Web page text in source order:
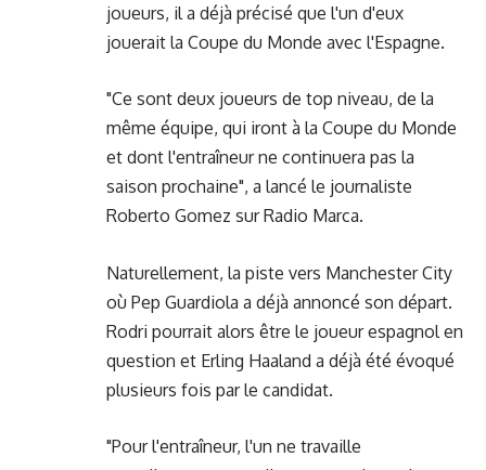
joueurs, il a déjà précisé que l'un d'eux
jouerait la Coupe du Monde avec l'Espagne.
"Ce sont deux joueurs de top niveau, de la
même équipe, qui iront à la Coupe du Monde
et dont l'entraîneur ne continuera pas la
saison prochaine", a lancé le journaliste
Roberto Gomez sur Radio Marca.
Naturellement, la piste vers Manchester City
où Pep Guardiola a déjà annoncé son départ.
Rodri pourrait alors être le joueur espagnol en
question et Erling Haaland a déjà été évoqué
plusieurs fois par le candidat.
"Pour l'entraîneur, l'un ne travaille